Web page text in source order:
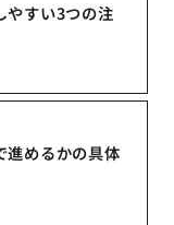
やすい3つの注
進めるかの具体